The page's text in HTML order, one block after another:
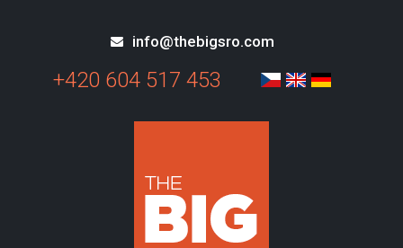
info@thebigsro.com
+420 604 517 453